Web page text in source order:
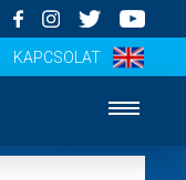
KAPCSOLAT